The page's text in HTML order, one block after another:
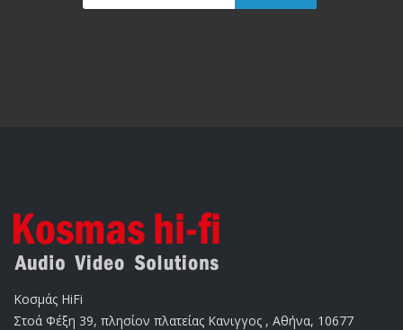
Κοσμάς HiFi
Στοά Φέξη 39, πλησίον πλατείας Κανιγγος , Αθήνα, 10677